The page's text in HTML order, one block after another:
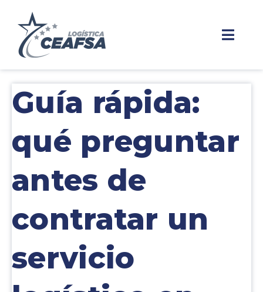
Guía rápida:
qué preguntar
antes de
contratar un
servicio